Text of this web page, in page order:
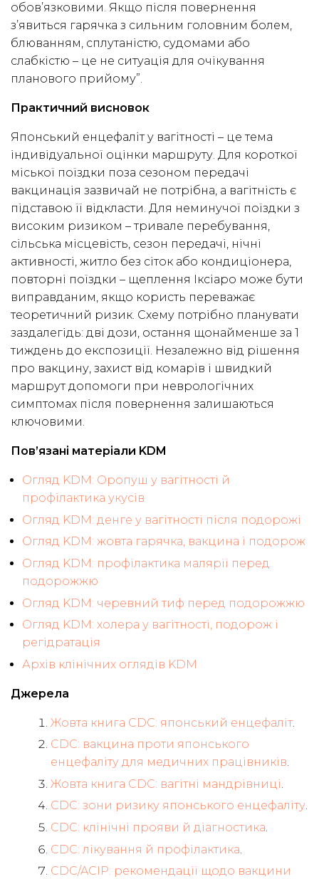
обов’язковими. Якщо після повернення
з’явиться гарячка з сильним головним болем,
блюванням, сплутаністю, судомами або
слабкістю – це не ситуація для очікування
планового прийому”.
Практичний висновок
Японський енцефаліт у вагітності – це тема
індивідуальної оцінки маршруту. Для короткої
міської поїздки поза сезоном передачі
вакцинація зазвичай не потрібна, а вагітність є
підставою її відкласти. Для неминучої поїздки з
високим ризиком – тривале перебування,
сільська місцевість, сезон передачі, нічні
активності, житло без сіток або кондиціонера,
повторні поїздки – щеплення Іксіаро може бути
виправданим, якщо користь переважає
теоретичний ризик. Схему потрібно планувати
заздалегідь: дві дози, остання щонайменше за 1
тиждень до експозиції. Незалежно від рішення
про вакцину, захист від комарів і швидкий
маршрут допомоги при неврологічних
симптомах після повернення залишаються
ключовими.
Пов’язані матеріали KDM
Огляд KDM: Оропуш у вагітності й
профілактика укусів
Огляд KDM: денге у вагітності після подорожі
Огляд KDM: жовта гарячка, вакцина і подорож
Огляд KDM: профілактика малярії перед
подорожжю
Огляд KDM: черевний тиф перед подорожжю
Огляд KDM: холера у вагітності, подорож і
регідратація
Архів клінічних оглядів KDM
Джерела
Жовта книга CDC: японський енцефаліт
CDC: вакцина проти японського
енцефаліту для медичних працівників.
Жовта книга CDC: вагітні мандрівниці.
CDC: зони ризику японського енцефаліту.
CDC: клінічні прояви й діагностика.
CDC: лікування й профілактика
CDC/ACIP: рекомендації щодо вакцини